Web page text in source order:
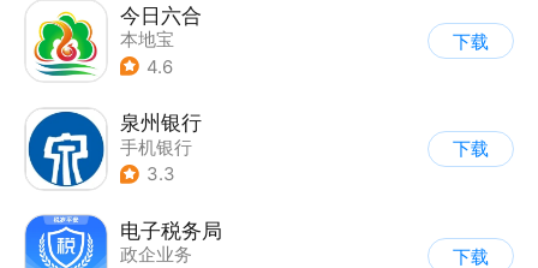
今日六合
本地宝
4.6
下载
泉州银行
手机银行
3.3
下载
电子税务局
政企业务
下载